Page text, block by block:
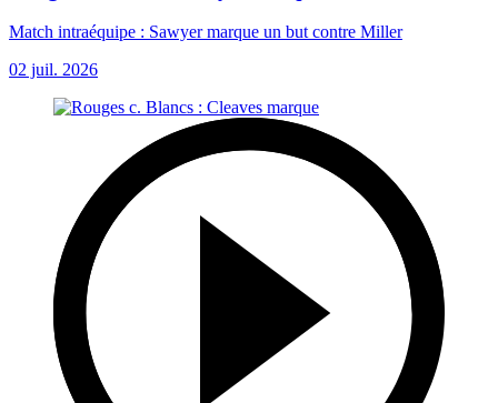
Match intraéquipe : Sawyer marque un but contre Miller
02 juil. 2026